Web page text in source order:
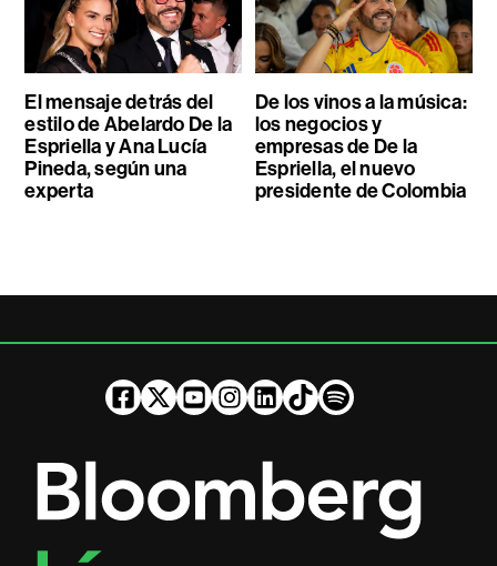
El mensaje detrás del
estilo de Abelardo De la
Espriella y Ana Lucía
Pineda, según una
experta
De los vinos a la música:
los negocios y
empresas de De la
Espriella, el nuevo
presidente de Colombia